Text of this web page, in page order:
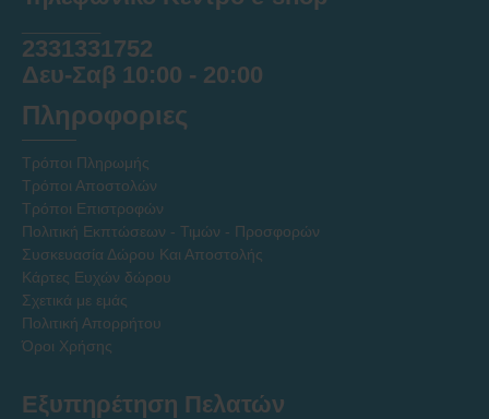
2331331752
Δευ-Σαβ 10:00 - 20:00
Πληροφοριες
Τρόποι Πληρωμής
Τρόποι Αποστολών
Τρόποι Επιστροφών
Πολιτική Εκπτώσεων - Τιμών - Προσφορών
Συσκευασία Δώρου Και Αποστολής
Κάρτες Ευχών δώρου
Σχετικά με εμάς
Πολιτική Απορρήτου
Όροι Χρήσης
Εξυπηρέτηση Πελατών